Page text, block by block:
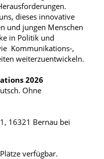
dieses innovative
und jungen Menschen
in Politik und
Kommunikations-,
weiterzuentwickeln.
2026
Ohne
16321 Bernau bei
verfügbar.